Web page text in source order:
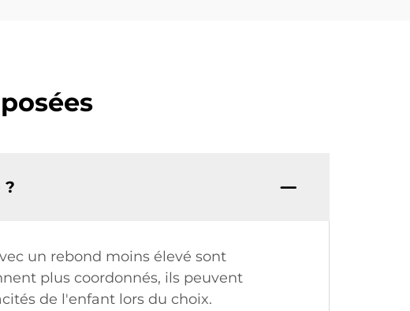
?
un rebond moins élevé sont
plus coordonnés, ils peuvent
de l'enfant lors du choix.